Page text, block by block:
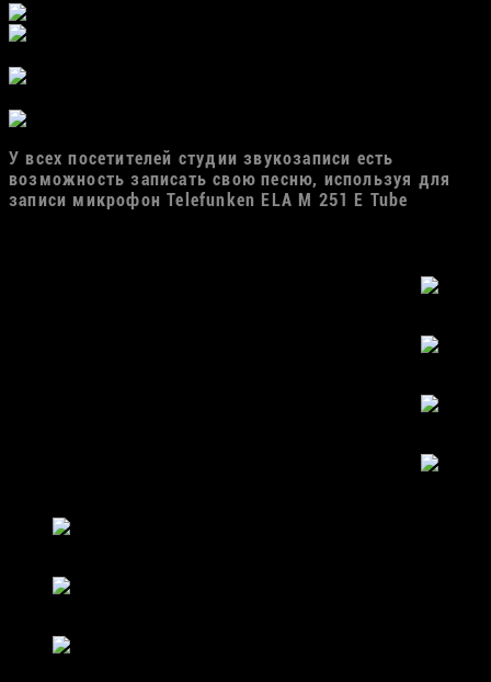
У всех посетителей студии звукозаписи есть
возможность записать свою песню, используя для
записи микрофон Telefunken ELA M 251 E Tube